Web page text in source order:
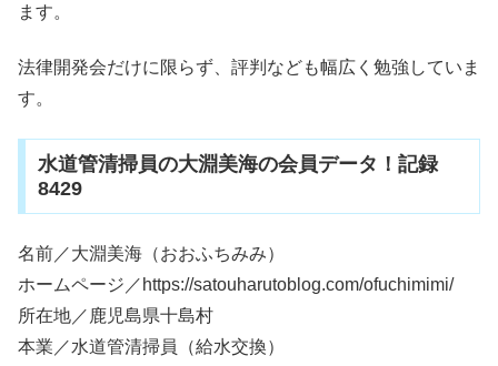
ます。
法律開発会だけに限らず、評判なども幅広く勉強していま
す。
水道管清掃員の大淵美海の会員データ！記録
8429
名前／大淵美海（おおふちみみ）
ホームページ／https://satouharutoblog.com/ofuchimimi/
所在地／鹿児島県十島村
本業／水道管清掃員（給水交換）